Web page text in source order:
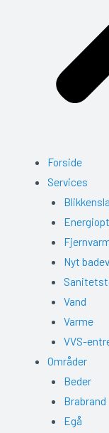
Forside
Services
Nyt
Vand
Varme
VVS-
Områder
Beder
Brabrand
Egå